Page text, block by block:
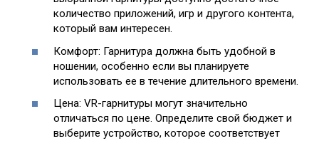
количество приложений, игр и другого контента,
который вам интересен.
Комфорт: Гарнитура должна быть удобной в
ношении, особенно если вы планируете
использовать ее в течение длительного времени.
Цена: VR-гарнитуры могут значительно
отличаться по цене. Определите свой бюджет и
выберите устройство, которое соответствует